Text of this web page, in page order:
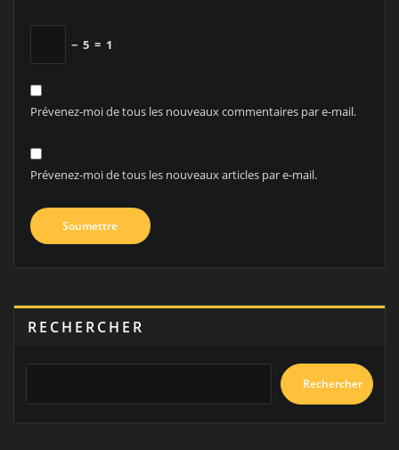
− 5 = 1
Prévenez-moi de tous les nouveaux commentaires par e-mail.
Prévenez-moi de tous les nouveaux articles par e-mail.
RECHERCHER
Rechercher